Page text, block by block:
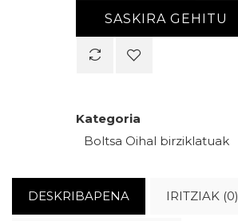
SASKIRA GEHITU
Kategoria
Boltsa Oihal birziklatuak
DESKRIBAPENA IRITZIAK (0)